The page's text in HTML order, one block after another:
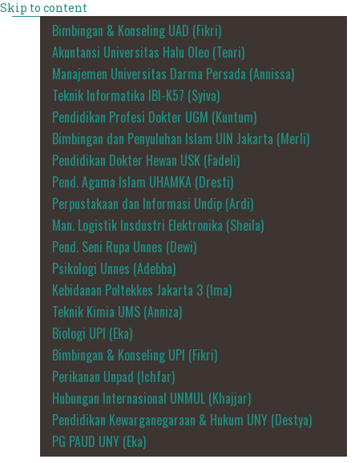
Skip to content
Bimbingan & Konseling UAD (Fikri)
Akuntansi Universitas Halu Oleo (Tenri)
Manajemen Universitas Darma Persada (Annissa)
Teknik Informatika IBI-K57 (Syiva)
Pendidikan Profesi Dokter UGM (Kuntum)
Bimbingan dan Penyuluhan Islam UIN Jakarta (Merli)
Pendidikan Dokter Hewan USK (Fadeli)
Pend. Agama Islam UHAMKA (Dresti)
Perpustakaan dan Informasi Undip (Ardi)
Man. Logistik Insdustri Elektronika (Sheila)
Pend. Seni Rupa Unnes (Dewi)
Psikologi Unnes (Adebba)
Kebidanan Poltekkes Jakarta 3 (Ima)
Teknik Kimia UMS (Anniza)
Biologi UPI (Eka)
Bimbingan & Konseling UPI (Fikri)
Perikanan Unpad (Ichfar)
Hubungan Internasional UNMUL (Khajjar)
Pendidikan Kewarganegaraan & Hukum UNY (Destya)
PG PAUD UNY (Eka)